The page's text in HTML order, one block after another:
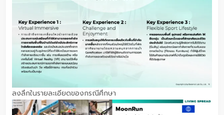
ลงลึกในรายละเอียดของกรณีศึกษา